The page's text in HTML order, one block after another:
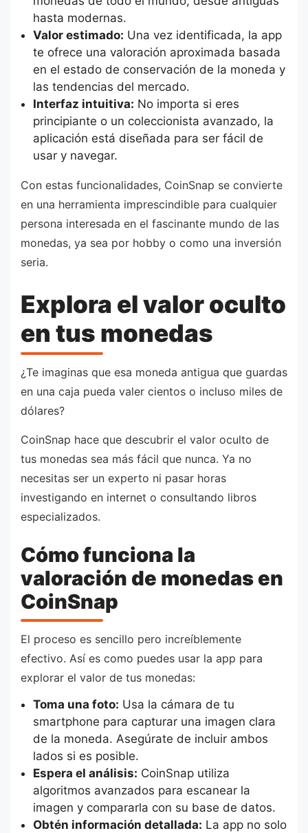
hasta modernas.
Valor estimado: Una vez identificada, la app
te ofrece una valoración aproximada basada
en el estado de conservación de la moneda y
las tendencias del mercado.
Interfaz intuitiva: No importa si eres
principiante o un coleccionista avanzado, la
aplicación está diseñada para ser fácil de
usar y navegar.
Con estas funcionalidades, CoinSnap se convierte
en una herramienta imprescindible para cualquier
persona interesada en el fascinante mundo de las
monedas, ya sea por hobby o como una inversión
seria.
Explora el valor oculto
en tus monedas
¿Te imaginas que esa moneda antigua que guardas
en una caja pueda valer cientos o incluso miles de
dólares?
CoinSnap hace que descubrir el valor oculto de
tus monedas sea más fácil que nunca. Ya no
necesitas ser un experto ni pasar horas
investigando en internet o consultando libros
especializados.
Cómo funciona la
valoración de monedas en
CoinSnap
El proceso es sencillo pero increíblemente
efectivo. Así es como puedes usar la app para
explorar el valor de tus monedas:
Toma una foto: Usa la cámara de tu
smartphone para capturar una imagen clara
de la moneda. Asegúrate de incluir ambos
lados si es posible.
Espera el análisis: CoinSnap utiliza
algoritmos avanzados para escanear la
imagen y compararla con su base de datos.
Obtén información detallada: La app no solo